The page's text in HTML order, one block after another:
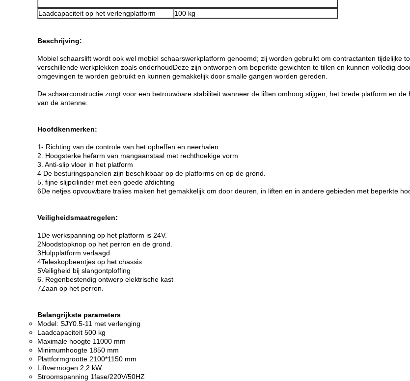
Laadcapaciteit op het verlengplatform 100 kg
Beschrijving:
Mobiel schaarslift wordt ook wel mobiel schaarswerkplatform genoemd; zij worden gebruikt om contractanten tijdelijke
verschillende werkplekken zoals onderhoudDeze zijn ontworpen om beperkte gewichten te tillen en kunnen volledig
omgevingen te worden gebruikt en kunnen gemakkelijk door smalle gangen worden gereden.
De schaarconstructie zorgt voor een betrouwbare stabiliteit wanneer de liften omhoog stijgen, het brede platform en
van de antenne.
Hoofdkenmerken:
1- Richting van de controle van het opheffen en neerhalen.
2. Hoogsterke hefarm van mangaanstaal met rechthoekige vorm
3. Anti-slip vloer in het platform
4 De besturingspanelen zijn beschikbaar op de platforms en op de grond.
5. fijne slijpcilinder met een goede afdichting
6De netjes opvouwbare tralies maken het gemakkelijk om door deuren, in liften en in andere gebieden met beperkte
Veiligheidsmaatregelen:
1De werkspanning op het platform is 24V.
2Noodstopknop op het perron en de grond.
3Hulpplatform verlaagd.
4Teleskopbeentjes op het chassis
5Veiligheid bij slangontploffing
6. Regenbestendig ontwerp elektrische kast
7Zaan op het perron.
Belangrijkste parameters
Model: SJY0.5-11 met verlenging
Laadcapaciteit 500 kg
Maximale hoogte 11000 mm
Minimumhoogte 1850 mm
Plattformgrootte 2100*1150 mm
Liftvermogen 2,2 kW
Stroomspanning 1fase/220V/50HZ